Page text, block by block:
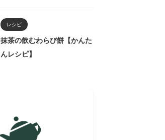
レシピ
抹茶の飲むわらび餅【かんた
んレシピ】